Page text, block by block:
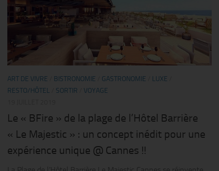
ART DE VIVRE BISTRONOMIE GASTRONOMIE LUXE
RESTO/HÔTEL
SORTIR
VOYAGE
Le « BFire » de la plage de l’Hôtel Barrière
« Le Majestic » : un concept inédit pour une
expérience unique @ Cannes !!